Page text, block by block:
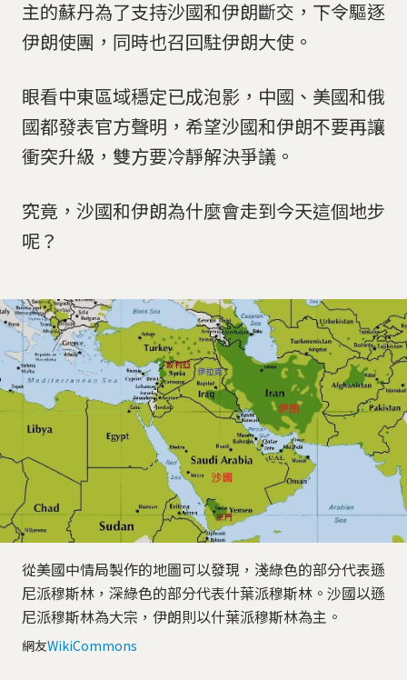
主的蘇丹為了支持沙國和伊朗斷交，下令驅逐
伊朗使團，同時也召回駐伊朗大使。
眼看中東區域穩定已成泡影，中國、美國和俄
國都發表官方聲明，希望沙國和伊朗不要再讓
衝突升級，雙方要冷靜解決爭議。
究竟，沙國和伊朗為什麼會走到今天這個地步
呢？
從美國中情局製作的地圖可以發現，淺綠色的部分代表遜
尼派穆斯林，深綠色的部分代表什葉派穆斯林。沙國以遜
尼派穆斯林為大宗，伊朗則以什葉派穆斯林為主。
網友WikiCommons